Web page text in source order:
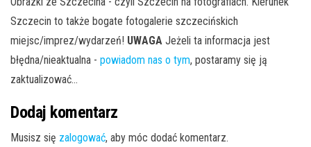
Szczecin to także bogate fotogalerie szczecińskich
miejsc/imprez/wydarzeń! UWAGA Jeżeli ta informacja jest
błędna/nieaktualna - powiadom nas o tym, postaramy się ją
zaktualizować...
Dodaj komentarz
Musisz się zalogować, aby móc dodać komentarz.